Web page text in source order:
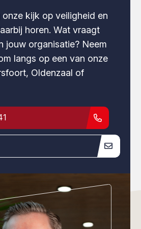
kijk op veiligheid en
horen. Wat vraagt
jouw organisatie? Neem
langs op een van onze
Oldenzaal of